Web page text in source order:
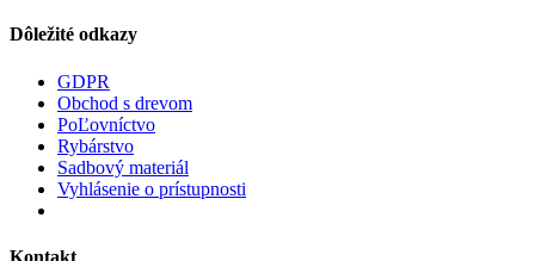
Dôležité odkazy
GDPR
Obchod s drevom
PoĽovníctvo
Rybárstvo
Sadbový materiál
Vyhlásenie o prístupnosti
Kontakt